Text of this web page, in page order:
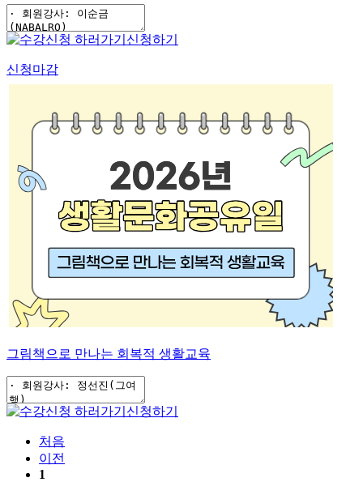
신청하기
신청마감
그림책으로 만나는 회복적 생활교육
신청하기
처음
이전
1